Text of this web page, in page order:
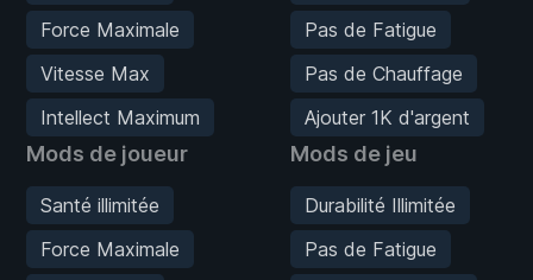
Force Maximale
Vitesse Max
Intellect Maximum
Pas de Fatigue
Pas de Chauffage
Ajouter 1K d'argent
Mods de joueur
Santé illimitée
Force Maximale
Mods de jeu
Durabilité Illimitée
Pas de Fatigue